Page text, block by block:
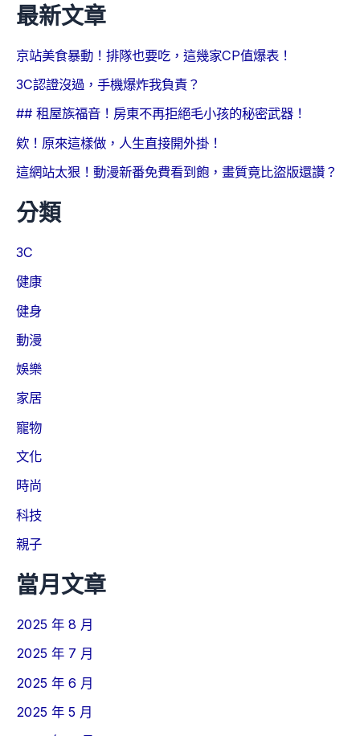
最新文章
京站美食暴動！排隊也要吃，這幾家CP值爆表！
3C認證沒過，手機爆炸我負責？
## 租屋族福音！房東不再拒絕毛小孩的秘密武器！
欸！原來這樣做，人生直接開外掛！
這網站太狠！動漫新番免費看到飽，畫質竟比盜版還讚？
分類
3C
健康
健身
動漫
娛樂
家居
寵物
文化
時尚
科技
親子
當月文章
2025 年 8 月
2025 年 7 月
2025 年 6 月
2025 年 5 月